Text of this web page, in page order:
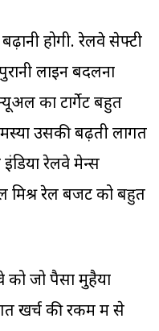
होगी. रेलवे सेफ्टी
लाइनें बदलना
का टार्गेट बहुत
उसकी बढ़ती लागत
रेलवे मेन्स
मिश्र रेल बजट को बहुत
जो पैसा मुहैया
खर्च की रकम में से